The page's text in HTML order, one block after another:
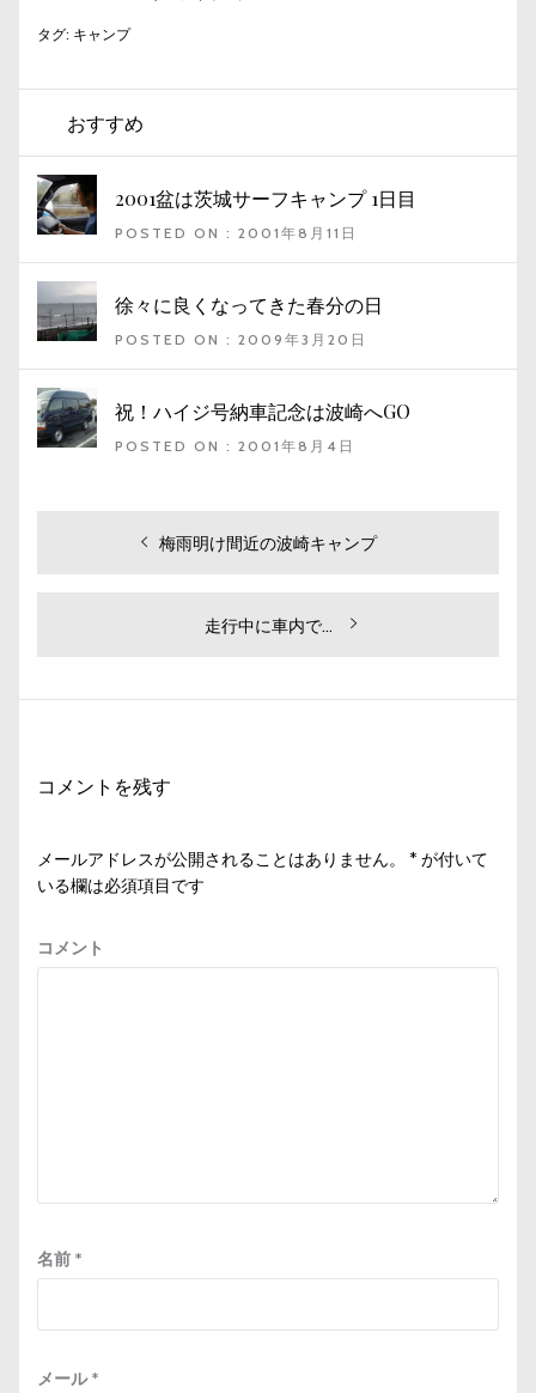
タグ: キャンプ
おすすめ
2001盆は茨城サーフキャンプ 1日目
POSTED ON : 2001年8月11日
徐々に良くなってきた春分の日
POSTED ON : 2009年3月20日
祝！ハイジ号納車記念は波崎へGO
POSTED ON : 2001年8月4日
ョ
過
梅雨明け間近の波崎キャンプ
次
稿:
走行中に車内で…
コメントを残す
メールアドレスが公開されることはありません。 * が付いて
いる欄は必須項目です
コメント
名前 *
メール*